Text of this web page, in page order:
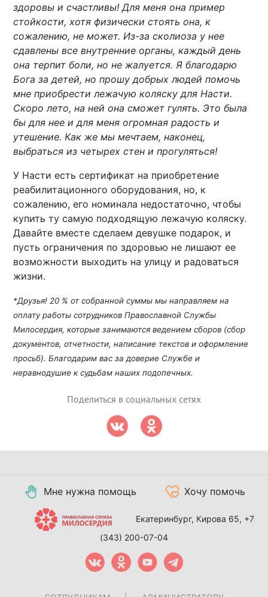
здоровы и счастливы! Для меня она пример
стойкости, хотя физически стоять она, к
сожалению, не может. Из-за сколиоза у нее
сдавлены все внутренние органы, каждый день
она терпит боли, но не жалуется. Я благодарю
Бога за детей, но прошу добрых людей помочь
мне приобрести лежачую коляску для Насти.
Скоро лето, на ней она сможет гулять. Это была
бы для нее и для меня огромная радость и
утешение. Как же мы мечтаем, наконец,
выбраться из четырех стен и прогуляться!
У Насти есть сертификат на приобретение
реабилитационного оборудования, но, к
сожалению, его номинала недостаточно, чтобы
купить ту самую подходящую лежачую коляску.
Давайте вместе сделаем девушке подарок, и
пусть ограничения по здоровью не лишают ее
возможности выходить на улицу и радоваться
жизни.
*Друзья! 20 % от собранной суммы мы направляем на
оплату работы сотрудников Православной Службы
Милосердия, которые занимаются ведением сборов (сбор
документов, отчетности, написание текстов и оформление
просьб). Благодарим вас за доверие Службе и
неравнодушие к судьбам наших подопечных.
Поделиться в социальных сетях
Мне нужна помощь Хочу помочь
Екатеринбург, Кирова 65, +7
(343) 200-07-04